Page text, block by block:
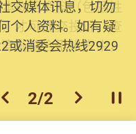
交媒体讯息，切勿
个人资料。如有疑
或消委会热线2929
联络资料（包括姓
才可提交投诉、查
晰整合于帐户中，
上一个
2/2 下一个开